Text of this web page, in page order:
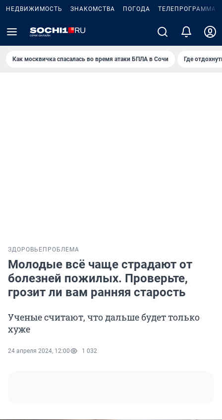
НЕДВИЖИМОСТЬ ЗНАКОМСТВА ПОГОДА ТЕЛЕПРОГРАММА
Как москвичка спасалась во время атаки БПЛА в Сочи Где
ЗДОРОВЬЕ ПРОБЛЕМА
Молодые всё чаще страдают от
болезней пожилых. Проверьте,
грозит ли вам ранняя старость
Ученые считают, что дальше будет только
хуже
24 апреля 2024, 12:00 1 032